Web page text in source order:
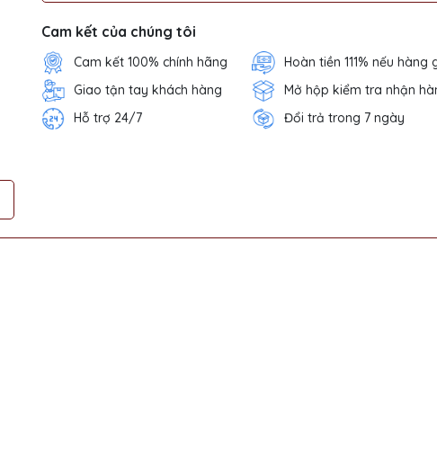
Cam kết của chúng tôi
Cam kết 100% chính hãng
Hoàn tiền 111% nếu hàng
Giao tận tay khách hàng
Mở hộp kiểm tra nhận
Hỗ trợ 24/7
Đổi trả trong 7 ngày